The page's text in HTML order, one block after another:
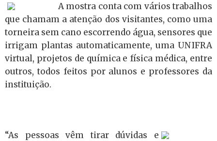
A mostra conta com vários trabalhos
que chamam a atenção dos visitantes, como uma
torneira sem cano escorrendo água, sensores que
irrigam plantas automaticamente, uma UNIFRA
virtual, projetos de química e física médica, entre
outros, todos feitos por alunos e professores da
instituição.
“As pessoas vêm tirar dúvidas e